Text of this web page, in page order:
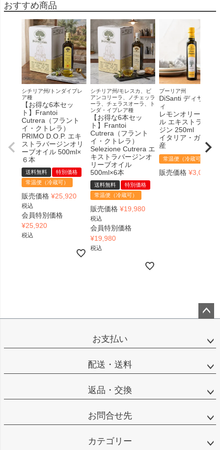
おすすめ商品
シチリア州/トンダイブレ
ア種
【お得な6本セッ
ト】Frantoi
Cutrera（フラント
イ・クトレラ）
PRIMO D.O.P. エキ
ストラバージンオリ
ーブオイル 500ml×
６本
送料無料
特別価格
常温便（冷蔵可）
販売価格 ¥25,920
税込
会員特別価格
¥25,920
税込
シチリア州/モレスカ、ビ
アンコリーラ、ノチェッラ
ーラ、チェラスオーラ、ト
ンダ・イブレア種
【お得な6本セッ
ト】Frantoi
Cutrera（フラント
イ・クトレラ）
Selezione Cutrera エ
キストラバージンオ
リーブオイル
500ml×6本
送料無料
特別価格
常温便（冷蔵可）
販売価格 ¥19,980
税込
会員特別価格
¥19,980
税込
プーリア州
DiSanti ディサンテ
ィ
レモンオリーブオ
ル エキストラヴァ
ジン 250ml
イタリア・ガルガ
産
常温便（冷蔵可）
販売価格 ¥3,078
ップ
お支払い
配送・送料
返品・交換
お問合せ先
カテゴリー